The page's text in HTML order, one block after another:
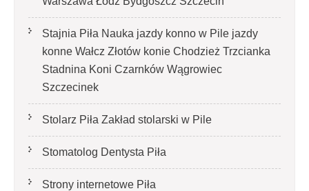
Stajnia Piła Nauka jazdy konno w Pile jazdy
konne Wałcz Złotów konie Chodzież Trzcianka
Stadnina Koni Czarnków Wągrowiec
Szczecinek
Stolarz Piła Zakład stolarski w Pile
Stomatolog Dentysta Piła
Strony internetowe Piła